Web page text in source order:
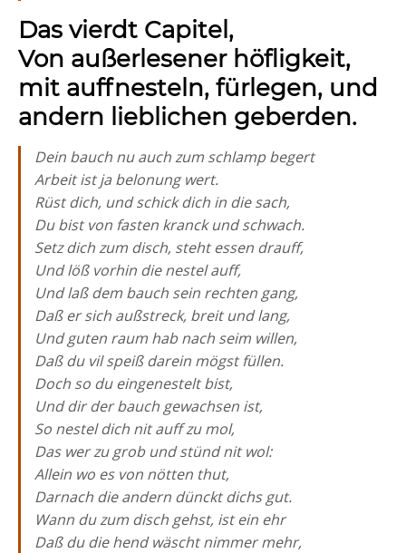
Das vierdt Capitel,
Von außerlesener höfligkeit,
mit auffnesteln, fürlegen, und
andern lieblichen geberden.
Dein bauch nu auch zum schlamp begert
Arbeit ist ja belonung wert.
Rüst dich, und schick dich in die sach,
Du bist von fasten kranck und schwach.
Setz dich zum disch, steht essen drauff,
Und löß vorhin die nestel auff,
Und laß dem bauch sein rechten gang,
Daß er sich außstreck, breit und lang,
Und guten raum hab nach seim willen,
Daß du vil speiß darein mögst füllen.
Doch so du eingenestelt bist,
Und dir der bauch gewachsen ist,
So nestel dich nit auff zu mol,
Das wer zu grob und stünd nit wol:
Allein wo es von nötten thut,
Darnach die andern dünckt dichs gut.
Wann du zum disch gehst, ist ein ehr
Daß du die hend wäscht nimmer mehr,